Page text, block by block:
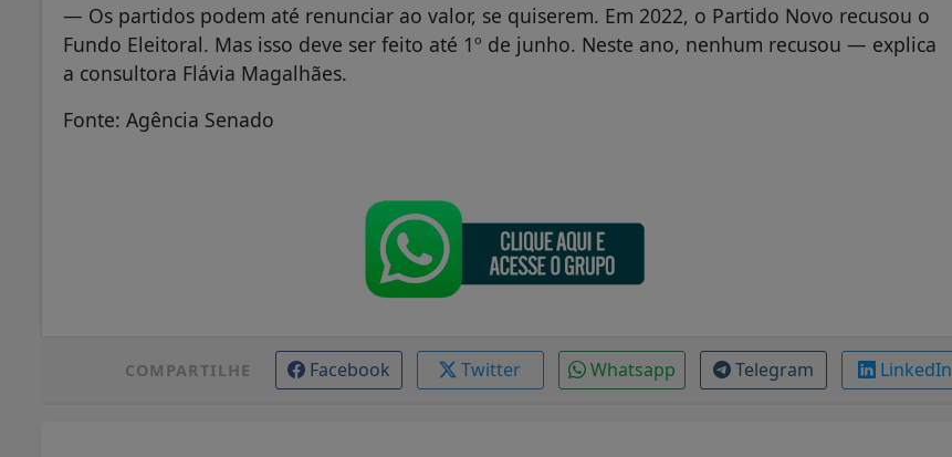
— Os partidos podem até renunciar ao valor, se quiserem. Em 2022, o Partido Novo recusou o
Fundo Eleitoral. Mas isso deve ser feito até 1º de junho. Neste ano, nenhum recusou — explica
a consultora Flávia Magalhães.
Fonte: Agência Senado
COMPARTILHE Facebook Twitter Whatsapp Telegram LinkedIn